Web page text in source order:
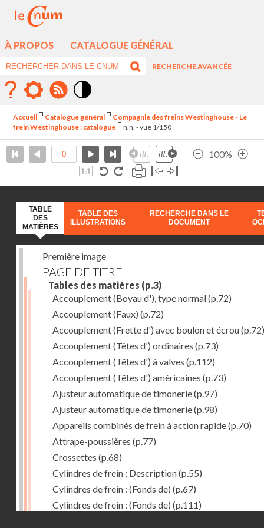
À PROPOS CATALOGUE GÉNÉRAL
RECHERCHE AVANCÉE
élévé
Accueil Catalogue général
Compagnie des freins Westinghouse - Le
frein Westinghouse : catalogue
n.n. - vue 1/150
100%
TABLE
DES
MATIÈRES
TABLE DES
ILLUSTRATIONS
RECHERCHE DANS LE
DOCUMENT
Première image
PAGE DE TITRE
Tables des matières (p.3)
Accouplement (Boyau d'), type normal(p.72)
Accouplement (Faux) (p.72)
Accouplement (Frette d') avec boulon et écrou(p.72)
Accouplement (Têtes d') ordinaires (p.73)
Accouplement (Têtes d') à valves (p.112)
Accouplement (Têtes d') américaines (p.73)
Ajusteur automatique de timonerie(p.97)
Ajusteur automatique de timonerie(p.98)
Appareils combinés de frein à action rapide(p.70)
Attrape-poussières (p.77)
Crossettes (p.68)
Cylindres de frein : Description(p.55)
Cylindres de frein : (Fonds de) (p.67)
Cylindres de frein : (Fonds de) (p.111)